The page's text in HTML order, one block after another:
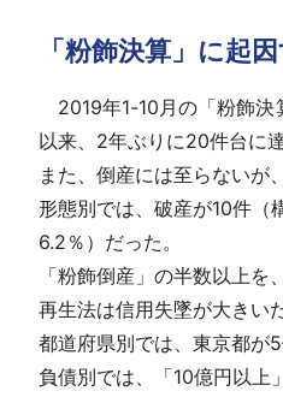
「粉飾決算」に起
2019年1-10月の「粉飾決
以来、2年ぶりに20件台に
また、倒産には至らないが
形態別では、破産が10件（
6.2％）だった。
「粉飾倒産」の半数以上
再生法は信用失墜が大きい
都道府県別では、東京都が
負債別では、「10億円以上